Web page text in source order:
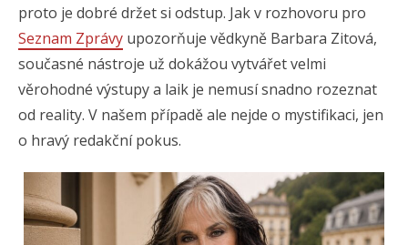
proto je dobré držet si odstup. Jak v rozhovoru pro
Seznam Zprávy upozorňuje vědkyně Barbara Zitová,
současné nástroje už dokážou vytvářet velmi
věrohodné výstupy a laik je nemusí snadno rozeznat
od reality. V našem případě ale nejde o mystifikaci, jen
o hravý redakční pokus.